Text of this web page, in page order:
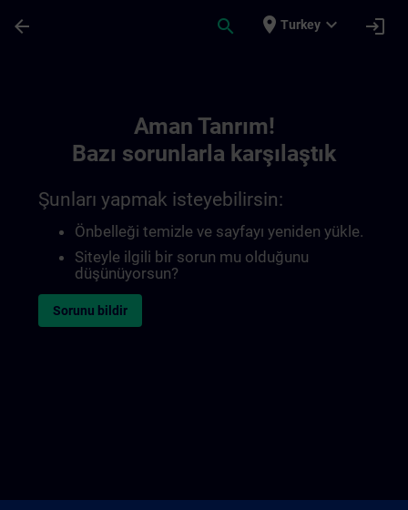
arrow_back search place Turkey expand_more login
Aman Tanrım!
Bazı sorunlarla karşılaştık
Şunları yapmak isteyebilirsin:
Önbelleği temizle ve sayfayı yeniden yükle.
Siteyle ilgili bir sorun mu olduğunu
düşünüyorsun?
Sorunu bildir